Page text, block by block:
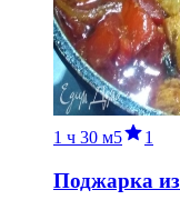
1 ч 30 м5 1
Поджарка